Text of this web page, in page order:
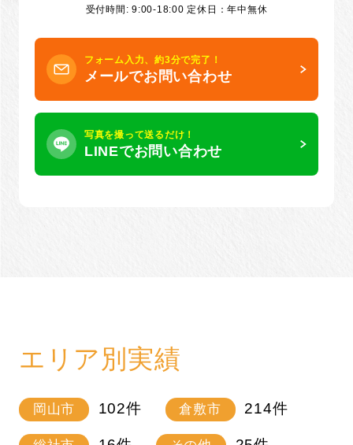
受付時間: 9:00-18:00 定休日：年中無休
フォーム入力、約3分で完了！
メールでお問い合わせ
写真を撮って送るだけ！
LINEでお問い合わせ
エリア別実績
岡山市 102件 倉敷市 214件